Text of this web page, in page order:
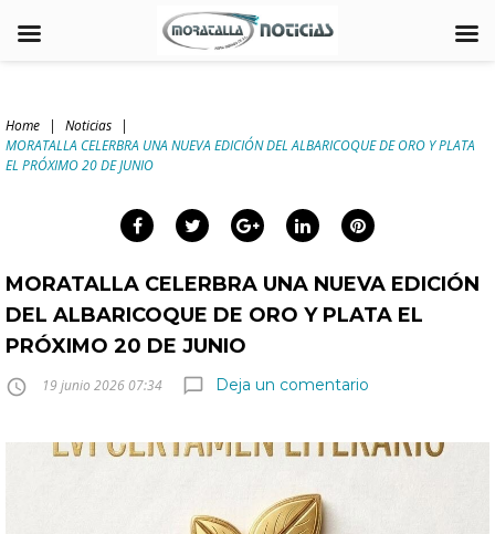
to
content
Home | Noticias
|
MORATALLA CELERBRA UNA NUEVA EDICIÓN DEL ALBARICOQUE DE ORO Y PLATA
EL PRÓXIMO 20 DE JUNIO
FacebookTwitterGoogle+LinkedInPinterest
MORATALLA CELERBRA UNA NUEVA EDICIÓN
DEL ALBARICOQUE DE ORO Y PLATA EL
PRÓXIMO 20 DE JUNIO
access_time 19 junio 2026 07:34 chat_bubble_outline Deja un comentario